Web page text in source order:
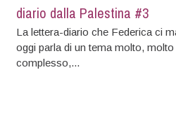
diario dalla Palestina #3
La lettera-diario che Federica ci
oggi parla di un tema molto, molto
complesso,...